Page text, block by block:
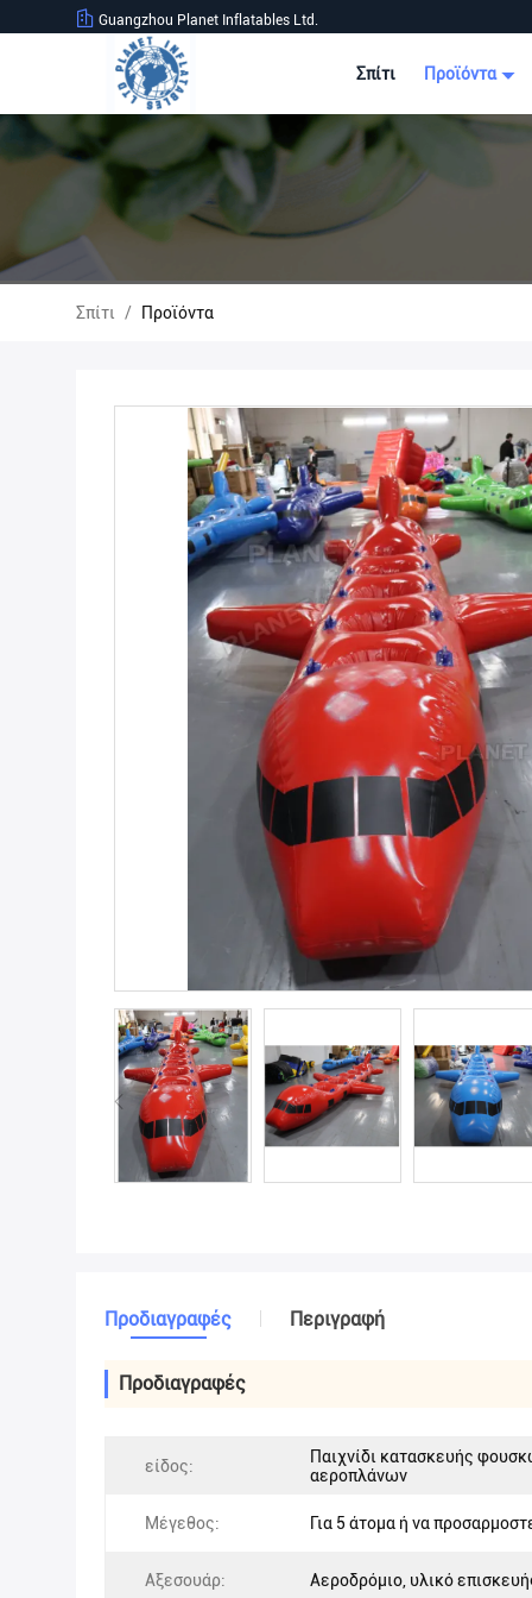
Guangzhou Planet Inflatables Ltd.
Σπίτι Προϊόντα
Σπίτι / Προϊόντα
Προδιαγραφές Περιγραφή
Προδιαγραφές
είδος:
Παιχνίδι κατασκευής
αεροπλάνων
Μέγεθος: Για 5 άτομα ή να
Αξεσουάρ: Αεροδρόμιο, υλικό